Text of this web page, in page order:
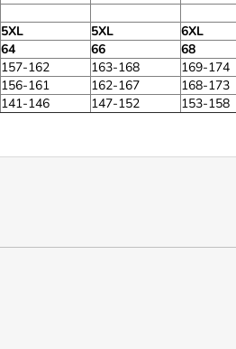
5XL 5XL 6XL
64 66 68
157-162 163-168 169-174
156-161 162-167 168-173
141-146 147-152 153-158